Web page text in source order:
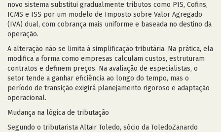
novo sistema substitui gradualmente tributos como PIS, Cofins,
ICMS e ISS por um modelo de Imposto sobre Valor Agregado
(IVA) dual, com cobrança mais uniforme e baseada no destino da
operação.
A alteração não se limita à simplificação tributária. Na prática, ela
modifica a forma como empresas calculam custos, estruturam
contratos e definem preços. Na avaliação de especialistas, o
setor tende a ganhar eficiência ao longo do tempo, mas o
período de transição exigirá planejamento rigoroso e adaptação
operacional.
Mudança na lógica de tributação
Segundo o tributarista Altair Toledo, sócio da ToledoZanardo